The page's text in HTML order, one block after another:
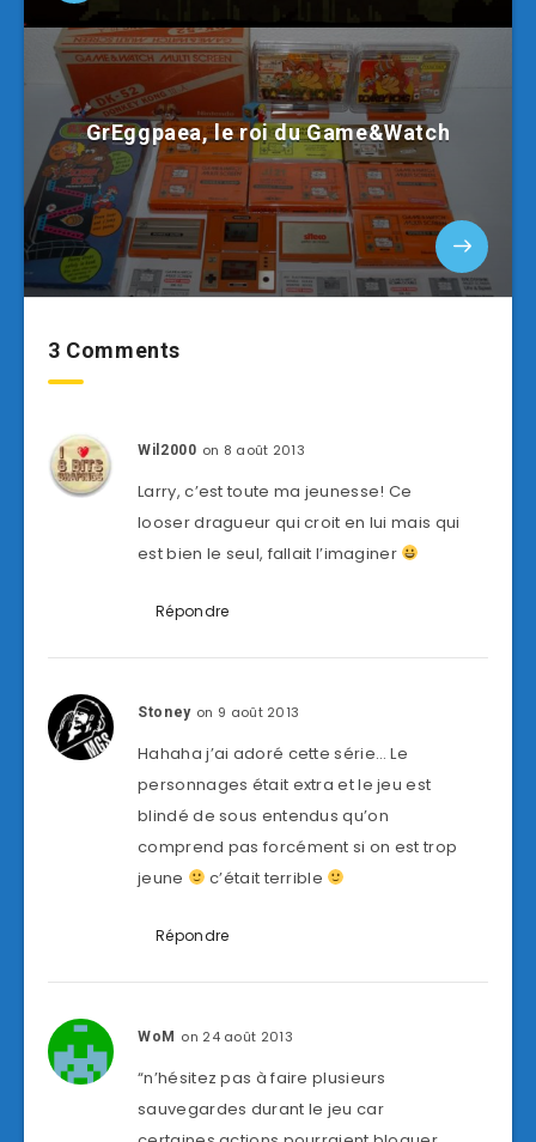
GrEggpaea, le roi du Game&Watch
3 Comments
Wil2000 on 8 août 2013
Larry, c’est toute ma jeunesse! Ce
looser dragueur qui croit en lui mais qui
est bien le seul, fallait l’imaginer
Répondre
Stoney on 9 août 2013
Hahaha j’ai adoré cette série… Le
personnages était extra et le jeu est
blindé de sous entendus qu’on
comprend pas forcément si on est trop
jeune
c’était terrible
Répondre
WoM on 24 août 2013
“n’hésitez pas à faire plusieurs
sauvegardes durant le jeu car